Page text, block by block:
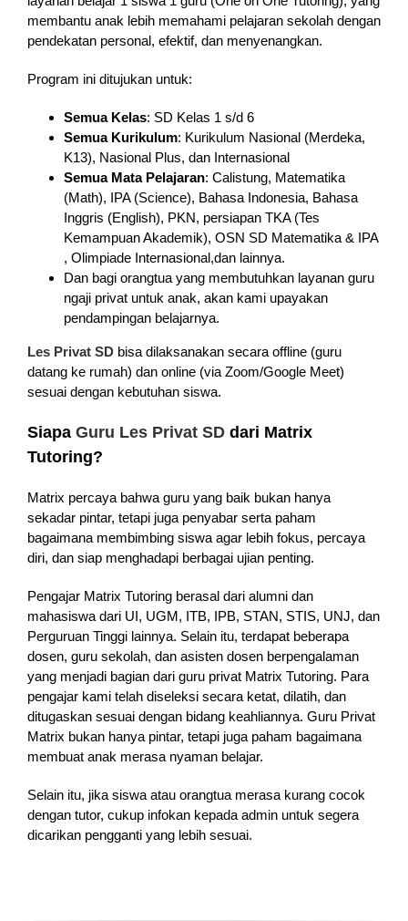
membantu anak lebih memahami pelajaran sekolah dengan
pendekatan personal, efektif, dan menyenangkan.
Program ini ditujukan untuk:
Semua Kelas: SD Kelas 1 s/d 6
Semua Kurikulum: Kurikulum Nasional (Merdeka,
K13), Nasional Plus, dan Internasional
Semua Mata Pelajaran: Calistung, Matematika
(Math), IPA (Science), Bahasa Indonesia, Bahasa
Inggris (English), PKN, persiapan TKA (Tes
Kemampuan Akademik), OSN SD Matematika & IPA
, Olimpiade Internasional,dan lainnya.
Dan bagi orangtua yang membutuhkan layanan guru
ngaji privat untuk anak, akan kami upayakan
pendampingan belajarnya.
Les Privat SDbisa dilaksanakan secara offline (guru
datang ke rumah) dan online (via Zoom/Google Meet)
sesuai dengan kebutuhan siswa.
Siapa Guru Les Privat SDdari Matrix
Tutoring?
Matrix percaya bahwa guru yang baik bukan hanya
sekadar pintar, tetapi juga penyabar serta paham
bagaimana membimbing siswa agar lebih fokus, percaya
diri, dan siap menghadapi berbagai ujian penting.
Pengajar Matrix Tutoring berasal dari alumni dan
mahasiswa dari UI, UGM, ITB, IPB, STAN, STIS, UNJ, dan
Perguruan Tinggi lainnya. Selain itu, terdapat beberapa
dosen, guru sekolah, dan asisten dosen berpengalaman
yang menjadi bagian dari guru privat Matrix Tutoring. Para
pengajar kami telah diseleksi secara ketat, dilatih, dan
ditugaskan sesuai dengan bidang keahliannya. Guru Privat
Matrix bukan hanya pintar, tetapi juga paham bagaimana
membuat anak merasa nyaman belajar.
Selain itu, jika siswa atau orangtua merasa kurang cocok
dengan tutor, cukup infokan kepada admin untuk segera
dicarikan pengganti yang lebih sesuai.